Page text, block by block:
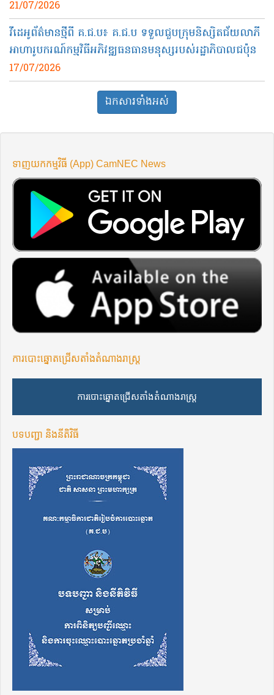
21/07/2026
វីដេអូព័ត៌មាន​ថ្មី​ពី​ គ.ជ.ប៖​ គ.ជ.ប ទទួលជួបក្រុមនិស្សិតជ័យលាភី
អាហារូបករណ៍កម្មវិធីអភិវឌ្ឍធនធានមនុស្សរបស់រដ្ឋាភិបាលជប៉ុន
17/07/2026
ឯកសារ​ទាំងអស់
ទាញយកកម្មវិធី (App) CamNEC News
ការបោះឆ្នោតជ្រើសតាំងតំណាងរាស្ត្រ
ការបោះឆ្នោតជ្រើសតាំងតំណាងរាស្ត្រ
បទបញ្ជា និងនីតិវិធី​